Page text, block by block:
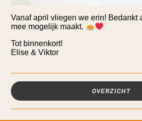
Vanaf april vliegen we erin! Bedankt
mee mogelijk maakt.
Tot binnenkort!
Elise & Viktor
OVERZICHT